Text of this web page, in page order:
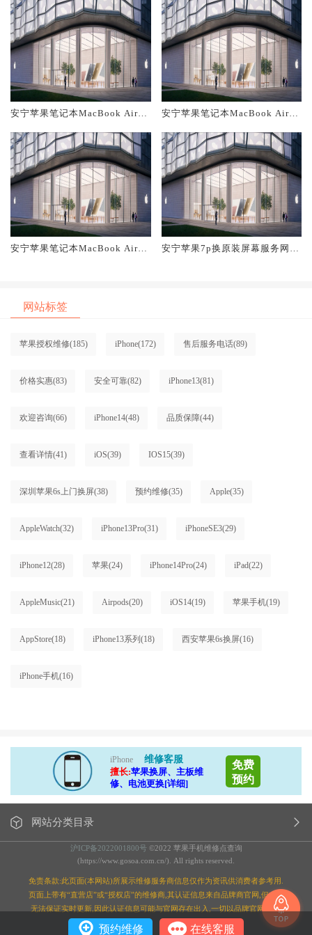
安宁苹果笔记本MacBook Air换
安宁苹果笔记本MacBook Air换
安宁苹果笔记本MacBook Air换
安宁苹果7p换原装屏幕服务网点
网站标签
苹果授权维修(185) iPhone(172) 售后服务电话(89)
价格实惠(83) 安全可靠(82) iPhone13(81)
欢迎咨询(66) iPhone14(48) 品质保障(44)
查看详情(41) iOS(39) IOS15(39)
深圳苹果6s上门换屏(38) 预约维修(35) Apple(35)
AppleWatch(32) iPhone13Pro(31) iPhoneSE3(29)
iPhone12(28) 苹果(24) iPhone14Pro(24) iPad(22)
AppleMusic(21) Airpods(20) iOS14(19) 苹果手机(19)
AppStore(18) iPhone13系列 (18) 西安苹果6s换屏(16)
iPhone手机(16)
iPhone
维修客服
擅长:苹果换屏、主板维
修、电池更换[详细]
免费
预约
网站分类目录
沪ICP备2022001800号 ©2022 苹果手机维修点查询
(https://www.gosoa.com.cn/). All rights reserved.
免责条款:此页面(本网站)所展示维修服务商信息仅作为资讯供消费者参考用.
页面上带有“直营店”或“授权店”的维修商,其认证信息来自品牌商官网,但本站
无法保证实时更新,因此认证信息可能与官网存在出入,一切以品牌官网为准;
预约维修 在线客服